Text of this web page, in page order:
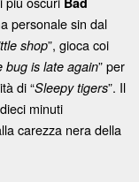
personale sin dal
shop”, gioca coi
bug is late again” per
di “Sleepy tigers”. Il
minuti
carezza nera della